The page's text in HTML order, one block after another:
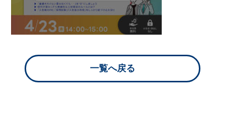
一覧へ戻る